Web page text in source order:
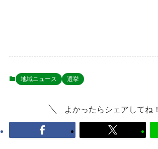
地域ニュース 選挙
よかったらシェアしてね！